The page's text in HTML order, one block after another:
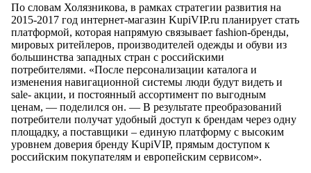
По словам Холязникова, в рамках стратегии развития на
2015-2017 год интернет-магазин KupiVIP.ru планирует стать
платформой, которая напрямую связывает fashion-бренды,
мировых ритейлеров, производителей одежды и обуви из
большинства западных стран с российскими
потребителями. «После персонализации каталога и
изменения навигационной системы люди будут видеть и
sale- акции, и постоянный ассортимент по выгодным
ценам, — поделился он. — В результате преобразований
потребители получат удобный доступ к брендам через одну
площадку, а поставщики – единую платформу с высоким
уровнем доверия бренду KupiVIP, прямым доступом к
российским покупателям и европейским сервисом».